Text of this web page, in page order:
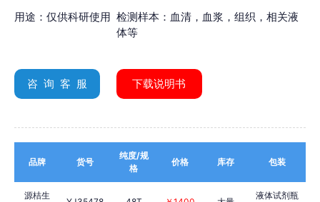
用途：仅供科研使用 检测样本：血清，血浆，组织，相关液
体等
咨 询 客 服 下载说明书
品牌 货号
纯度/规
格
价格 库存 包装
源桔生
液体试剂瓶